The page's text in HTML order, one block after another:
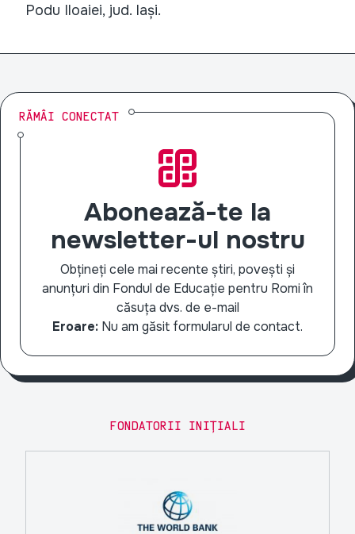
Podu Iloaiei, jud. Iași.
RĂMÂI CONECTAT
Abonează-te la
newsletter-ul nostru
Obțineți cele mai recente știri, povești și
anunțuri din Fondul de Educație pentru Romi în
căsuța dvs. de e-mail
Eroare: Nu am găsit formularul de contact.
FONDATORII INIȚIALI